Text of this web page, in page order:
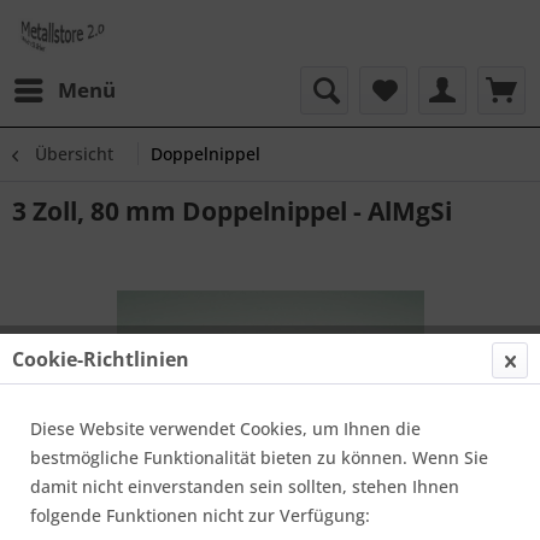
Menü
Übersicht Doppelnippel
3 Zoll, 80 mm Doppelnippel - AlMgSi
Cookie-Richtlinien
Diese Website verwendet Cookies, um Ihnen die
bestmögliche Funktionalität bieten zu können. Wenn Sie
damit nicht einverstanden sein sollten, stehen Ihnen
folgende Funktionen nicht zur Verfügung: